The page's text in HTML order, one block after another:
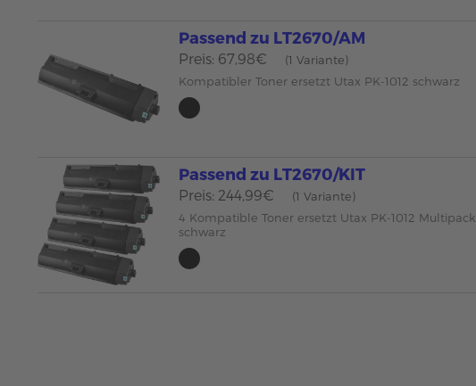
Passend zu LT2670/AM
Preis: 67,98€
(1 Variante)
Kompatibler Toner ersetzt Utax PK-1012 schwarz
Passend zu LT2670/KIT
Preis: 244,99€
(1 Variante)
4 Kompatible Toner ersetzt Utax PK-1012 Multipack
schwarz